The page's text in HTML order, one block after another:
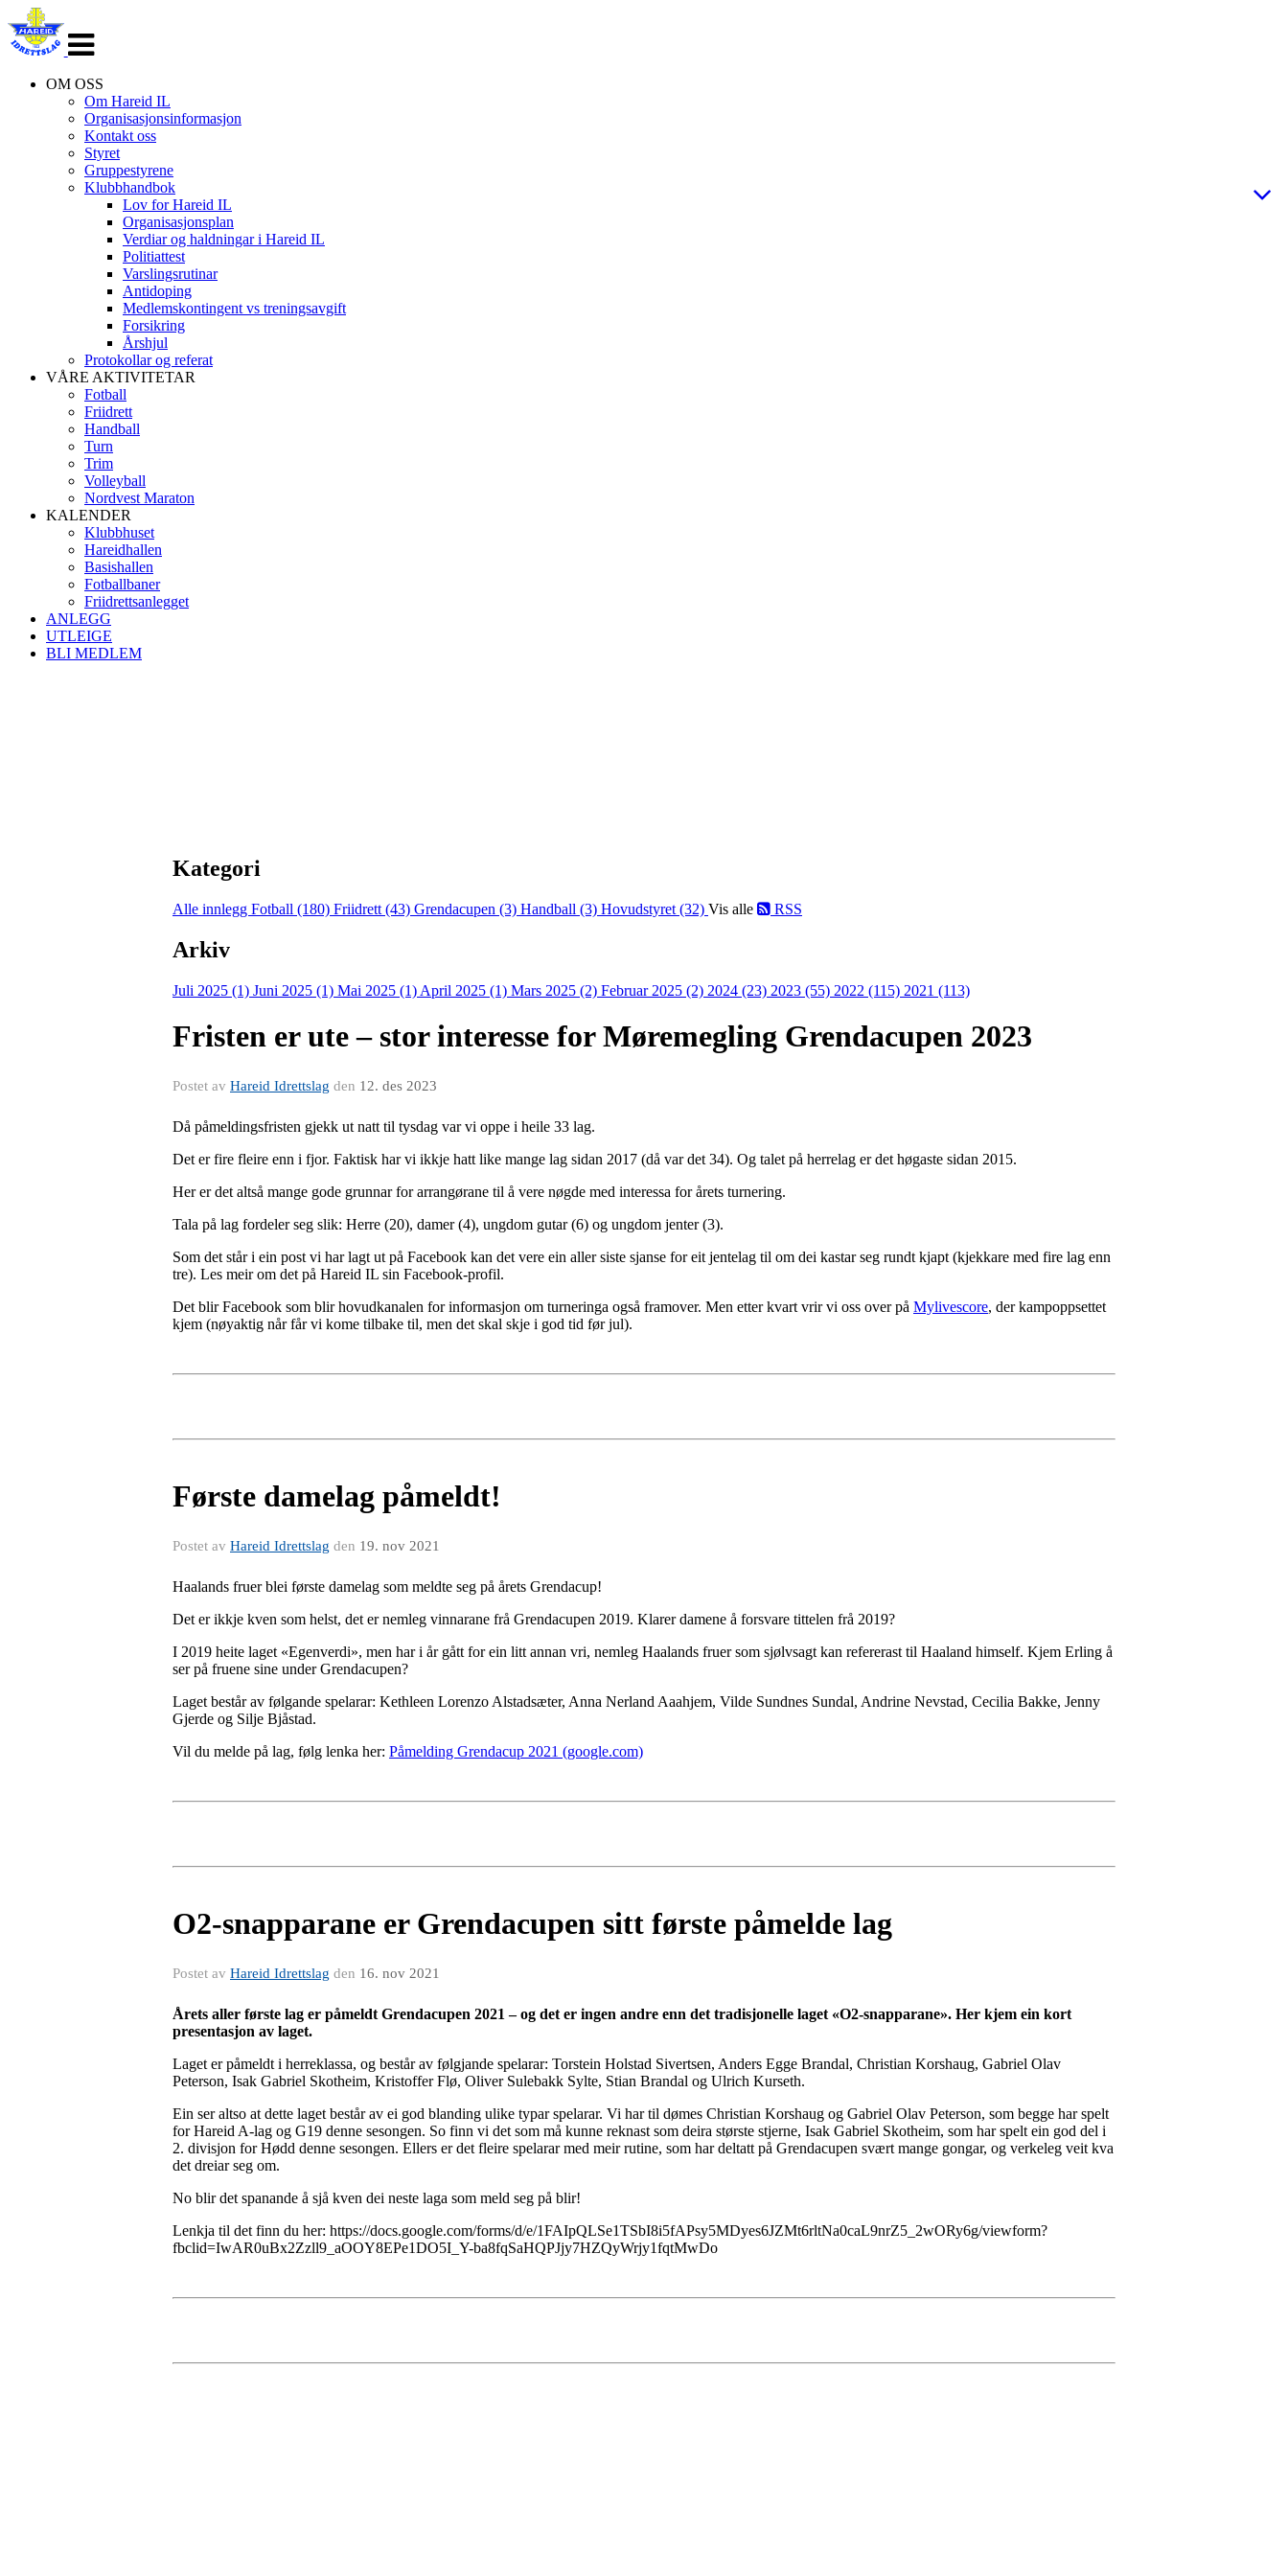
navigasjon
OM OSS
Om Hareid IL
Organisasjonsinformasjon
Kontakt oss
Styret
Gruppestyrene
Klubbhandbok
Lov for Hareid IL
Organisasjonsplan
Verdiar og haldningar i Hareid IL
Politiattest
Varslingsrutinar
Antidoping
Medlemskontingent vs treningsavgift
Forsikring
Årshjul
Protokollar og referat
VÅRE AKTIVITETAR
Fotball
Friidrett
Handball
Turn
Trim
Volleyball
Nordvest Maraton
KALENDER
Klubbhuset
Hareidhallen
Basishallen
Fotballbaner
Friidrettsanlegget
ANLEGG
UTLEIGE
BLI MEDLEM
Kategori
Alle innlegg Fotball (180) Friidrett (43) Grendacupen (3) Handball (3) Hovudstyret (32) Vis alle RSS
Arkiv
Juli 2025 (1) Juni 2025 (1) Mai 2025 (1) April 2025 (1) Mars 2025 (2) Februar 2025 (2) 2024 (23) 2023 (55) 2022 (115) 2021 (113)
Fristen er ute – stor interesse for Møremegling Grendacupen 2023
Postet av Hareid Idrettslag den 12. des 2023
Då påmeldingsfristen gjekk ut natt til tysdag var vi oppe i heile 33 lag.
Det er fire fleire enn i fjor. Faktisk har vi ikkje hatt like mange lag sidan 2017 (då var det 34). Og talet på herrelag er det høgaste sidan 2015.
Her er det altså mange gode grunnar for arrangørane til å vere nøgde med interessa for årets turnering.
Tala på lag fordeler seg slik: Herre (20), damer (4), ungdom gutar (6) og ungdom jenter (3).
Som det står i ein post vi har lagt ut på Facebook kan det vere ein aller siste sjanse for eit jentelag til om dei kastar seg rundt kjapt (kjekkare med fire lag enn
tre). Les meir om det på Hareid IL sin Facebook-profil.
Det blir Facebook som blir hovudkanalen for informasjon om turneringa også framover. Men etter kvart vrir vi oss over på Mylivescore, der kampoppsettet
kjem (nøyaktig når får vi kome tilbake til, men det skal skje i god tid før jul).
Første damelag påmeldt!
Postet av Hareid Idrettslag den 19. nov 2021
Haalands fruer blei første damelag som meldte seg på årets Grendacup!
Det er ikkje kven som helst, det er nemleg vinnarane frå Grendacupen 2019. Klarer damene å forsvare tittelen frå 2019?
I 2019 heite laget «Egenverdi», men har i år gått for ein litt annan vri, nemleg Haalands fruer som sjølvsagt kan refererast til Haaland himself. Kjem Erling å
ser på fruene sine under Grendacupen?
Laget består av følgande spelarar: Kethleen Lorenzo Alstadsæter, Anna Nerland Aaahjem, Vilde Sundnes Sundal, Andrine Nevstad, Cecilia Bakke, Jenny
Gjerde og Silje Bjåstad.
Vil du melde på lag, følg lenka her: Påmelding Grendacup 2021 (google.com)
O2-snapparane er Grendacupen sitt første påmelde lag
Postet av Hareid Idrettslag den 16. nov 2021
Årets aller første lag er påmeldt Grendacupen 2021 – og det er ingen andre enn det tradisjonelle laget «O2-snapparane». Her kjem ein kort
presentasjon av laget.
Laget er påmeldt i herreklassa, og består av følgjande spelarar: Torstein Holstad Sivertsen, Anders Egge Brandal, Christian Korshaug, Gabriel Olav
Peterson, Isak Gabriel Skotheim, Kristoffer Flø, Oliver Sulebakk Sylte, Stian Brandal og Ulrich Kurseth.
Ein ser altso at dette laget består av ei god blanding ulike typar spelarar. Vi har til dømes Christian Korshaug og Gabriel Olav Peterson, som begge har spelt
for Hareid A-lag og G19 denne sesongen. So finn vi det som må kunne reknast som deira største stjerne, Isak Gabriel Skotheim, som har spelt ein god del i
2. divisjon for Hødd denne sesongen. Ellers er det fleire spelarar med meir rutine, som har deltatt på Grendacupen svært mange gongar, og verkeleg veit kva
det dreiar seg om.
No blir det spanande å sjå kven dei neste laga som meld seg på blir!
Lenkja til det finn du her: https://docs.google.com/forms/d/e/1FAIpQLSe1TSbI8i5fAPsy5MDyes6JZMt6rltNa0caL9nrZ5_2wORy6g/viewform?
fbclid=IwAR0uBx2Zzll9_aOOY8EPe1DO5I_Y-ba8fqSaHQPJjy7HZQyWrjy1fqtMwDo